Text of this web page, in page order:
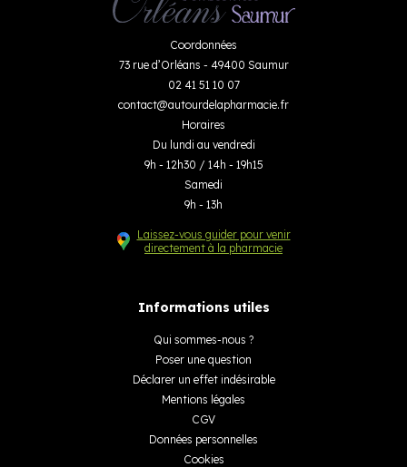
Coordonnées
73 rue d’Orléans - 49400 Saumur
02 41 51 10 07
contact@autourdelapharmacie.fr
Horaires
Du lundi au vendredi
9h - 12h30 / 14h - 19h15
Samedi
9h - 13h
Laissez-vous guider pour venir
directement à la pharmacie
Informations utiles
Qui sommes-nous ?
Poser une question
Déclarer un effet indésirable
Mentions légales
CGV
Données personnelles
Cookies